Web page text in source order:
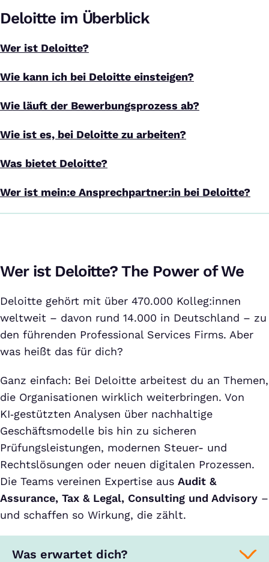
Deloitte im Überblick
Wer ist Deloitte?
Wie kann ich bei Deloitte einsteigen?
Wie läuft der Bewerbungsprozess ab?
Wie ist es, bei Deloitte zu arbeiten?
Was bietet Deloitte?
Wer ist mein:e Ansprechpartner:in bei Deloitte?
Wer ist Deloitte? The Power of We
Deloitte gehört mit über 470.000 Kolleg:innen
weltweit – davon rund 14.000 in Deutschland – zu
den führenden Professional Services Firms. Aber
was heißt das für dich?
Ganz einfach: Bei Deloitte arbeitest du an Themen,
die Organisationen wirklich weiterbringen. Von
KI‑gestützten Analysen über nachhaltige
Geschäftsmodelle bis hin zu sicheren
Prüfungsleistungen, modernen Steuer- und
Rechtslösungen oder neuen digitalen Prozessen.
Die Teams vereinen Expertise aus Audit &
Assurance, Tax & Legal, Consulting und Advisory –
und schaffen so Wirkung, die zählt.
Was erwartet dich?